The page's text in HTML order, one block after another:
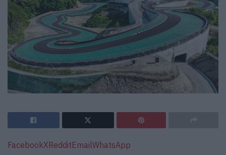
FacebookXRedditEmailWhatsApp